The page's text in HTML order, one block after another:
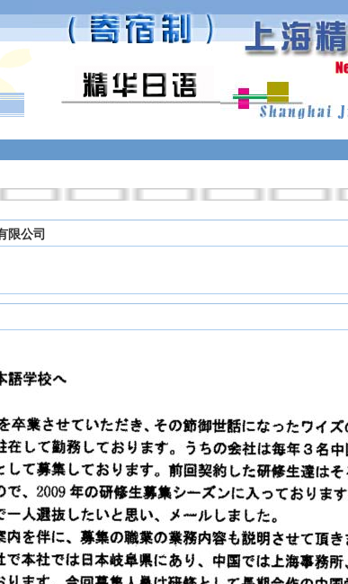
限公司